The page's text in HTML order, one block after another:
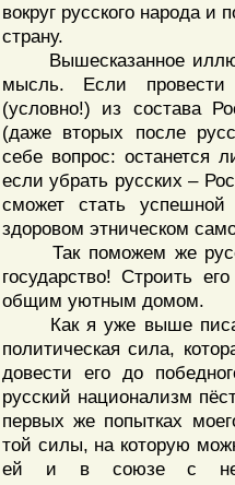
вокруг русского народа
страну.
Вышесказанное
мысль. Если
(условно!) из состава
(даже вторых после
себе вопрос: останется
если убрать русских –
сможет стать
здоровом этническом
Так поможем же
государство! Строить
общим уютным домом.
Как я уже выше писал,
политическая сила,
довести его до
русский национализм
первых же попытках
той силы, на которую
ей и в союзе с ней